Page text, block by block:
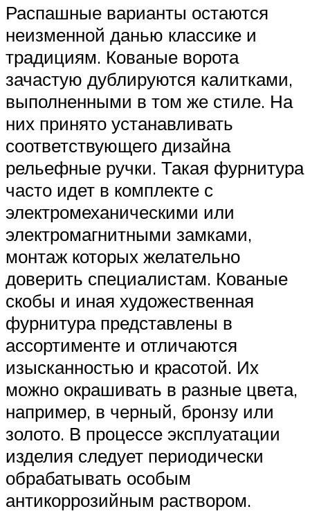
Распашные варианты остаются
неизменной данью классике и
традициям. Кованые ворота
зачастую дублируются калитками,
выполненными в том же стиле. На
них принято устанавливать
соответствующего дизайна
рельефные ручки. Такая фурнитура
часто идет в комплекте с
электромеханическими или
электромагнитными замками,
монтаж которых желательно
доверить специалистам. Кованые
скобы и иная художественная
фурнитура представлены в
ассортименте и отличаются
изысканностью и красотой. Их
можно окрашивать в разные цвета,
например, в черный, бронзу или
золото. В процессе эксплуатации
изделия следует периодически
обрабатывать особым
антикоррозийным раствором.